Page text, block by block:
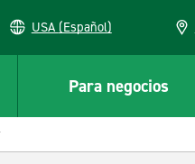
USA (Español)
Para negocios